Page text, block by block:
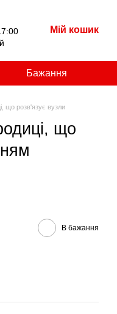
Мій кошик
Бажання
що розв'язує вузли
що
В бажання